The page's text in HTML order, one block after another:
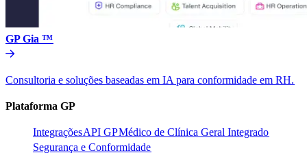
GP Gia ™​​
Consultoria e soluções baseadas em IA para conformidade em RH.​​
Plataforma GP​​
Integrações​​API GP​​Médico de Clínica Geral Integrado​​
Segurança e Conformidade​​